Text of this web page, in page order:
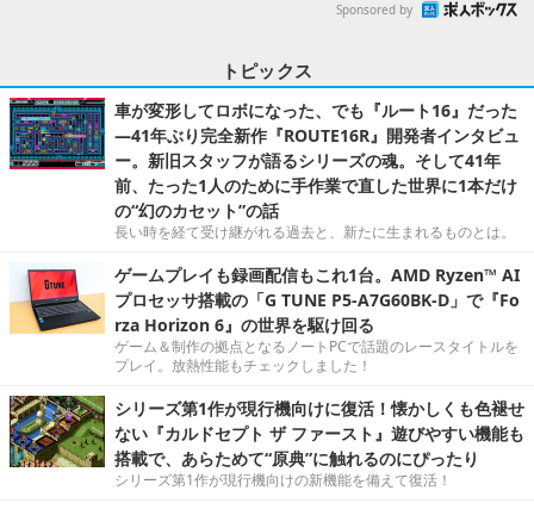
Sponsored by
トピックス
車が変形してロボになった、でも『ルート16』だった
―41年ぶり完全新作『ROUTE16R』開発者インタビュ
ー。新旧スタッフが語るシリーズの魂。そして41年
前、たった1人のために手作業で直した世界に1本だけ
の“幻のカセット”の話
長い時を経て受け継がれる過去と、新たに生まれるものとは。
ゲームプレイも録画配信もこれ1台。AMD Ryzen™ AI
プロセッサ搭載の「G TUNE P5-A7G60BK-D」で『Fo
rza Horizon 6』の世界を駆け回る
ゲーム＆制作の拠点となるノートPCで話題のレースタイトルを
プレイ。放熱性能もチェックしました！
シリーズ第1作が現行機向けに復活！懐かしくも色褪せ
ない『カルドセプト ザ ファースト』遊びやすい機能も
搭載で、あらためて“原典”に触れるのにぴったり
シリーズ第1作が現行機向けの新機能を備えて復活！